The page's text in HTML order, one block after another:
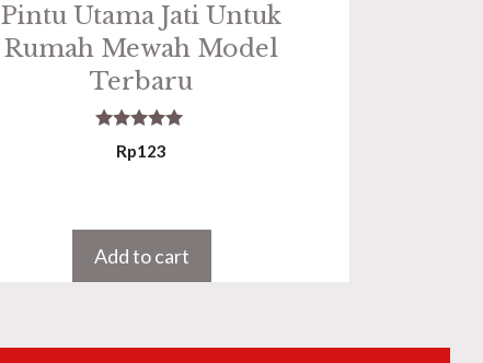
Pintu Utama Jati Untuk
Rumah Mewah Model
Terbaru
5.00
out of 5
Rp123
Add to cart